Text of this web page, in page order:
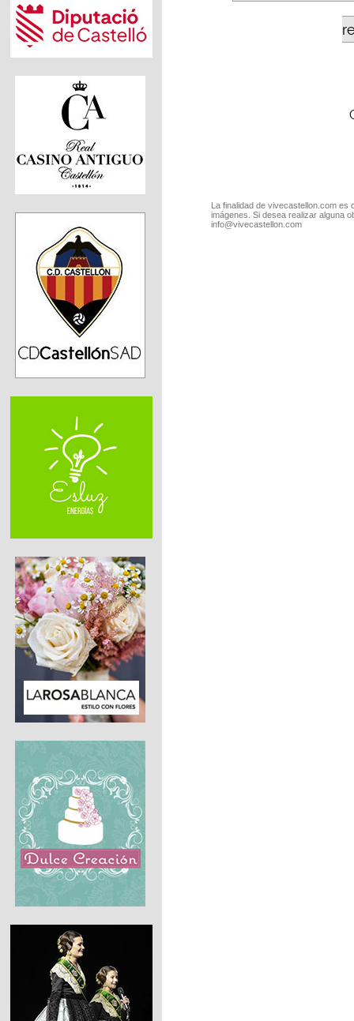
La finalidad de vivecastellon.com
imágenes. Si desea realizar alguna
info@vivecastellon.com